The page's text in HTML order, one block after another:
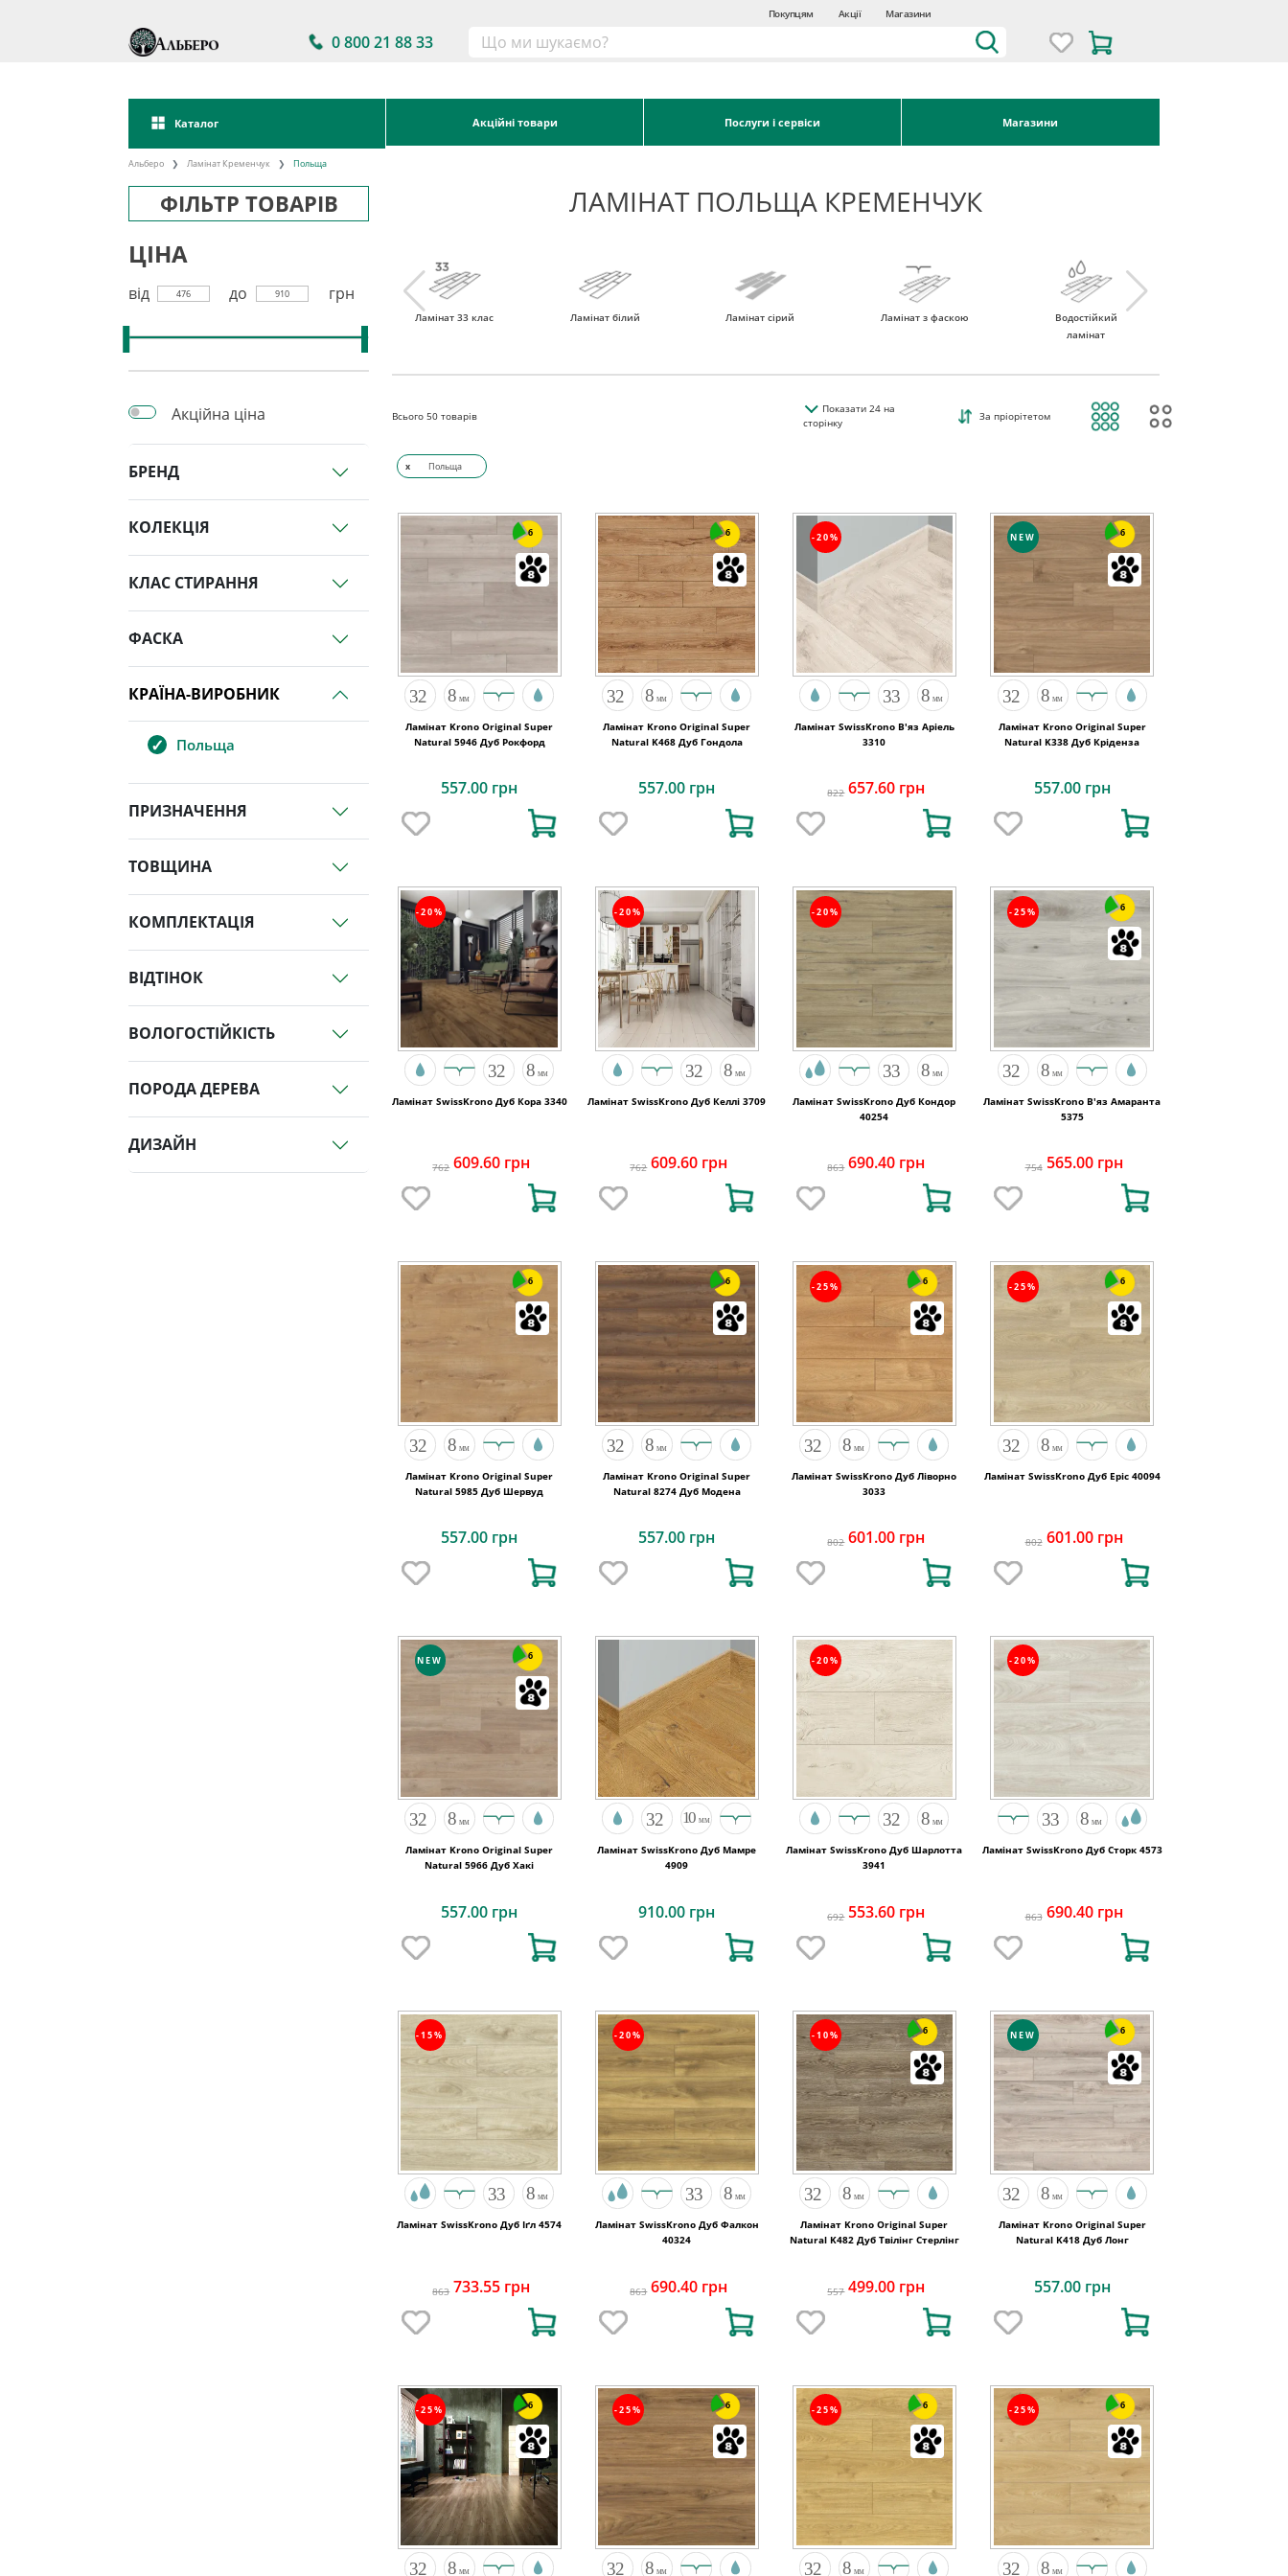
Покупцям Акції Магазини
0 800 21 88 33
Каталог Акційні товари Послуги і сервіси Магазини
Альберо Ламінат Кременчук Польща
ФІЛЬТР ТОВАРІВ ЛАМІНАТ ПОЛЬЩА КРЕМЕНЧУК
ЦІНА
від 476 до 910 грн
Акційна ціна
БРЕНД
КОЛЕКЦІЯ
КЛАС СТИРАННЯ
ФАСКА
КРАЇНА-ВИРОБНИК
Польща
ПРИЗНАЧЕННЯ
ТОВЩИНА
КОМПЛЕКТАЦІЯ
ВІДТІНОК
ВОЛОГОСТІЙКІСТЬ
ПОРОДА ДЕРЕВА
ДИЗАЙН
Ламінат 33 клас Ламінат білий Ламінат сірий Ламінат з фаскою
Водостійкий
ламінат
Всього50 товарів
Показати24на
сторінку
За пріорітетом
x Польща
6
Ламінат Krono Original Super
Natural 5946 Дуб Рокфорд
557.00 грн
6
Ламінат Krono Original Super
Natural K468 Дуб Гондола
557.00 грн
-20%
Ламінат SwissKrono В'яз Аріель
3310
822 657.60 грн
NEW 6
Ламінат Krono Original Super
Natural K338 Дуб Кріденза
557.00 грн
-20%
Ламінат SwissKrono Дуб Кора 3340
762 609.60 грн
-20%
Ламінат SwissKrono Дуб Келлі 3709
762 609.60 грн
-20%
Ламінат SwissKrono Дуб Кондор
40254
863 690.40 грн
-25% 6
Ламінат SwissKrono В'яз Амаранта
5375
754 565.00 грн
6
Ламінат Krono Original Super
Natural 5985 Дуб Шервуд
557.00 грн
6
Ламінат Krono Original Super
Natural 8274 Дуб Модена
557.00 грн
-25% 6
Ламінат SwissKrono Дуб Ліворно
3033
802 601.00 грн
-25% 6
Ламінат SwissKrono Дуб Еріс 40094
802 601.00 грн
NEW 6
Ламінат Krono Original Super
Natural 5966 Дуб Хакі
557.00 грн
Ламінат SwissKrono Дуб Мамре
4909
910.00 грн
-20%
Ламінат SwissKrono Дуб Шарлотта
3941
692 553.60 грн
-20%
Ламінат SwissKrono Дуб Сторк 4573
863 690.40 грн
-15%
Ламінат SwissKrono Дуб Іґл 4574
863 733.55 грн
-20%
Ламінат SwissKrono Дуб Фалкон
40324
863 690.40 грн
-10% 6
Ламінат Krono Original Super
Natural K482 Дуб Твілінг Стерлінг
557 499.00 грн
NEW 6
Ламінат Krono Original Super
Natural K418 Дуб Лонг
557.00 грн
-25% 6 -25% 6 -25% 6 -25% 6